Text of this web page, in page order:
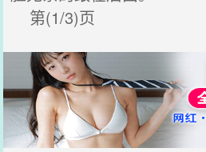
第(1/3)页